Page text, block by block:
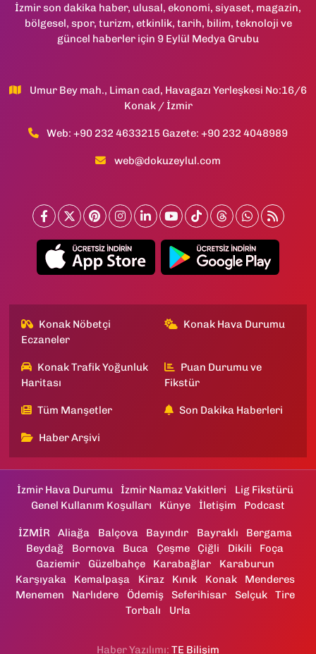
İzmir son dakika haber, ulusal, ekonomi, siyaset, magazin,
bölgesel, spor, turizm, etkinlik, tarih, bilim, teknoloji ve
güncel haberler için 9 Eylül Medya Grubu
Umur Bey mah., Liman cad, Havagazı Yerleşkesi No:16/6
Konak / İzmir
Web: +90 232 4633215 Gazete: +90 232 4048989
web@dokuzeylul.com
Konak Nöbetçi
Eczaneler
Konak Hava Durumu
Konak Trafik Yoğunluk
Haritası
Puan Durumu ve
Fikstür
Tüm Manşetler Son Dakika Haberleri
Haber Arşivi
İzmir Hava Durumu İzmir Namaz Vakitleri
Lig Fikstürü
Genel Kullanım Koşulları
Künye İletişim Podcast
İZMİR Aliağa Balçova Bayındır Bayraklı
Bergama
Beydağ
Bornova Buca Çeşme Çiğli Dikili
Foça
Gaziemir
Güzelbahçe Karabağlar
Karaburun
Karşıyaka
Kemalpaşa Kiraz Kınık Konak
Menderes
Menemen
Narlıdere Ödemiş Seferihisar Selçuk
Tire
Torbalı
Urla
Haber Yazılımı: TE Bilişim